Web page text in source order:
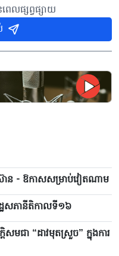
លផ្សព្វផ្សាយ
ាន - ឱកាសសម្រាប់វៀតណាម
ឋសភានីតិកាលទី១៦
សមជា “ដាវមុតស្រួច” ក្នុងការ